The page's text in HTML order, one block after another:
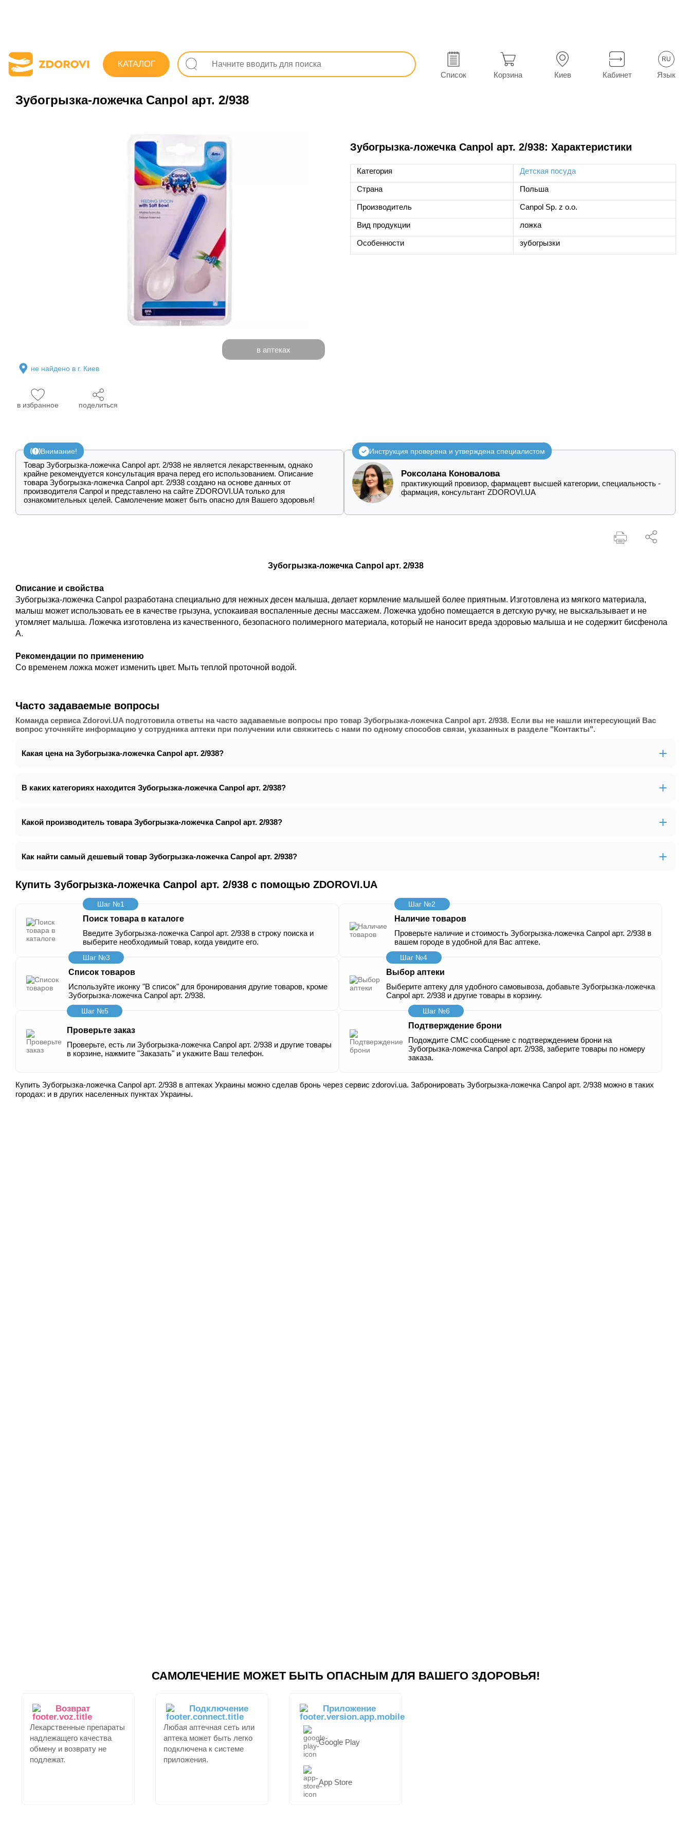
КАТАЛОГ
Список Корзина Киев Кабинет
RU
Язык
Поиск лекарств Товары для детей и мам Кормление Посуда Canpol
Зубогрызка-ложечка Canpol арт. 2/938
в аптеках
не найдено в г. Киев
в избранное поделиться
Зубогрызка-ложечка Canpol арт. 2/938: Характеристики
Категория Детская посуда
Страна Польша
Производитель Canpol Sp. z o.o.
Вид продукции ложка
Особенности зубогрызки
Внимание!
Товар Зубогрызка-ложечка Canpol арт. 2/938 не является лекарственным, однако
крайне рекомендуется консультация врача перед его использованием. Описание
товара Зубогрызка-ложечка Canpol арт. 2/938 создано на основе данных от
производителя Canpol и представлено на сайте ZDOROVI.UA только для
ознакомительных целей. Самолечение может быть опасно для Вашего здоровья!
Инструкция проверена и утверждена специалистом
Роксолана Коновалова
практикующий провизор, фармацевт высшей категории, специальность -
фармация, консультант ZDOROVI.UA
Зубогрызка-ложечка Canpol арт. 2/938
Описание и свойства
Зубогрызка-ложечка Canpol разработана специально для нежных десен малыша, делает кормление малышей более приятным. Изготовлена из мягкого материала,
малыш может использовать ее в качестве грызуна, успокаивая воспаленные десны массажем. Ложечка удобно помещается в детскую ручку, не выскальзывает и не
утомляет малыша. Ложечка изготовлена из качественного, безопасного полимерного материала, который не наносит вреда здоровью малыша и не содержит бисфенола
А.
Рекомендации по применению
Со временем ложка может изменить цвет. Мыть теплой проточной водой.
Часто задаваемые вопросы
Команда сервиса Zdorovi.UA подготовила ответы на часто задаваемые вопросы про товар Зубогрызка-ложечка Canpol арт. 2/938. Если вы не нашли интересующий Вас
вопрос уточняйте информацию у сотрудника аптеки при получении или свяжитесь с нами по одному способов связи, указанных в разделе "Контакты".
Какая цена на Зубогрызка-ложечка Canpol арт. 2/938?
В каких категориях находится Зубогрызка-ложечка Canpol арт. 2/938?
Какой производитель товара Зубогрызка-ложечка Canpol арт. 2/938?
Как найти самый дешевый товар Зубогрызка-ложечка Canpol арт. 2/938?
Купить Зубогрызка-ложечка Canpol арт. 2/938 с помощью ZDOROVI.UA
Шаг №1
Поиск товара в каталоге
Введите Зубогрызка-ложечка Canpol арт. 2/938 в строку поиска и
выберите необходимый товар, когда увидите его.
Шаг №2
Наличие товаров
Проверьте наличие и стоимость Зубогрызка-ложечка Canpol арт. 2/938 в
вашем городе в удобной для Вас аптеке.
Шаг №3
Список товаров
Используйте иконку "В список" для бронирования другие товаров, кроме
Зубогрызка-ложечка Canpol арт. 2/938.
Шаг №4
Выбор аптеки
Выберите аптеку для удобного самовывоза, добавьте Зубогрызка-ложечка
Canpol арт. 2/938 и другие товары в корзину.
Шаг №5
Проверьте заказ
Проверьте, есть ли Зубогрызка-ложечка Canpol арт. 2/938 и другие товары
в корзине, нажмите "Заказать" и укажите Ваш телефон.
Шаг №6
Подтверждение брони
Подождите СМС сообщение с подтверждением брони на
Зубогрызка-ложечка Canpol арт. 2/938, заберите товары по номеру
заказа.
Купить Зубогрызка-ложечка Canpol арт. 2/938 в аптеках Украины можно сделав бронь через сервис zdorovi.ua. Забронировать Зубогрызка-ложечка Canpol арт. 2/938 можно в таких
городах: и в других населенных пунктах Украины.
САМОЛЕЧЕНИЕ МОЖЕТ БЫТЬ ОПАСНЫМ ДЛЯ ВАШЕГО ЗДОРОВЬЯ!
Возврат
Лекарственные препараты
надлежащего качества
обмену и возврату не
подлежат.
Подключение
Любая аптечная сеть или
аптека может быть легко
подключена к системе
приложения.
Приложение
Google Play
App Store